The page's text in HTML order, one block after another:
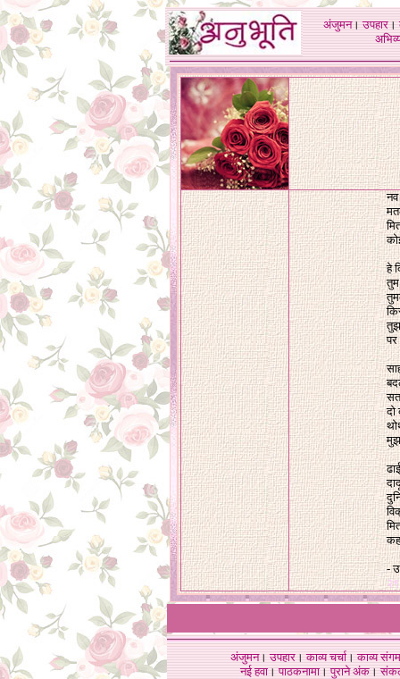
अंजुमन।उपहार।
नव
हे
पर
-
अंजुमन।उपहार।काव्य चर्चा।काव्य संगम
नई हवा। पाठकनामा। पुराने अंक।